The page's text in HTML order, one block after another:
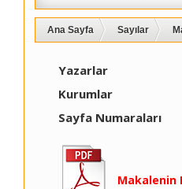
Ana Sayfa Sayılar
Yazarlar
Kurumlar
Sayfa Numaraları
Makalenin